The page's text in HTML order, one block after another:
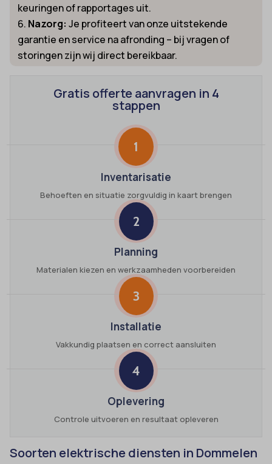
keuringen of rapportages uit.
Nazorg: Je profiteert van onze uitstekende
garantie en service na afronding – bij vragen of
storingen zijn wij direct bereikbaar.
Gratis offerte aanvragen in 4
stappen
1
Inventarisatie
Behoeften en situatie zorgvuldig in kaart brengen
2
Planning
Materialen kiezen en werkzaamheden voorbereiden
3
Installatie
Vakkundig plaatsen en correct aansluiten
4
Oplevering
Controle uitvoeren en resultaat opleveren
Soorten elektrische diensten in Dommelen